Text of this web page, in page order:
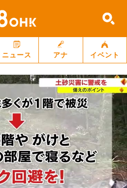
ニュース アナ イベント